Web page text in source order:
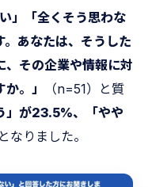
」「全くそう思わな
あなたは、そうした
、その企業や情報に対
。」
（n=51）と質
」が23.5%、「やや
なりました。